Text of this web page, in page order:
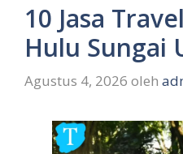
10 Jasa
Hulu Sungai
Agustus 4, 2026 oleh